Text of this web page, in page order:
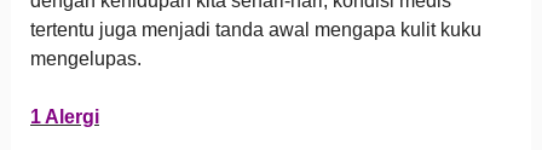
tertentu juga menjadi tanda awal mengapa kulit kuku
mengelupas.
1 Alergi